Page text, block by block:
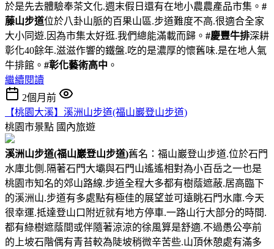
於是先去體驗奉茶文化.週末假日還有在地小農農產品市集。 #
藤山步道位於八卦山脈的百果山區.步道難度不高.很適合全家
大小同遊.因為市集太好逛.我們總能滿載而歸。 #慶豐牛排深耕
彰化40餘年.滋滋作響的鐵盤.吃的是濃厚的懷舊味.是在地人氣
牛排館。 #彰化藝術高中 。
繼續閱讀
2個月前
【桃園大溪】溪洲山步道(福山巖登山步道)
桃園市景點 國內旅遊
溪洲山步道(福山巖登山步道)舊名：福山巖登山步道.位於石門
水庫北側.隔著石門大壩與石門山遙遙相對為小百岳之一也是
桃園市知名的郊山路線.步道全程大多都有樹蔭遮蔽.居高臨下
的溪洲山.步道有多處點有極佳的展望並可遠眺石門水庫.今天
很幸運.抵達登山口附近就有地方停車.一路山行大部分的時間.
都有綠樹遮蔭間或伴隨著涼涼的徐風算是舒適.不過愚公亭前
的上坡石階偶有青苔較為陡坡稍微辛苦些.山頂休憩處有滿多